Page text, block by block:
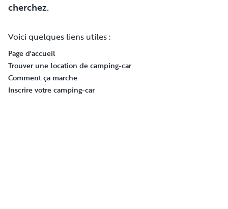
cherchez.
Voici quelques liens utiles :
Page d'accueil
Trouver une location de camping-car
Comment ça marche
Inscrire votre camping-car